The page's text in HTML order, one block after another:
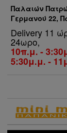
Παλαιών
Γερμανού 22,
Delivery 11
24ωρο,
10π.μ. -
5:30μ.μ. -